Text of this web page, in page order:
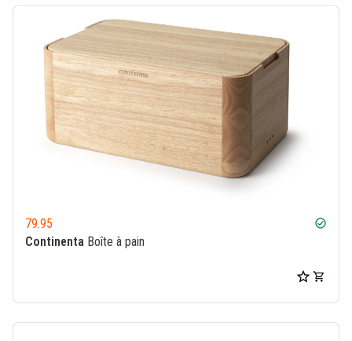
79.95 check_circle
Continenta Boîte à pain